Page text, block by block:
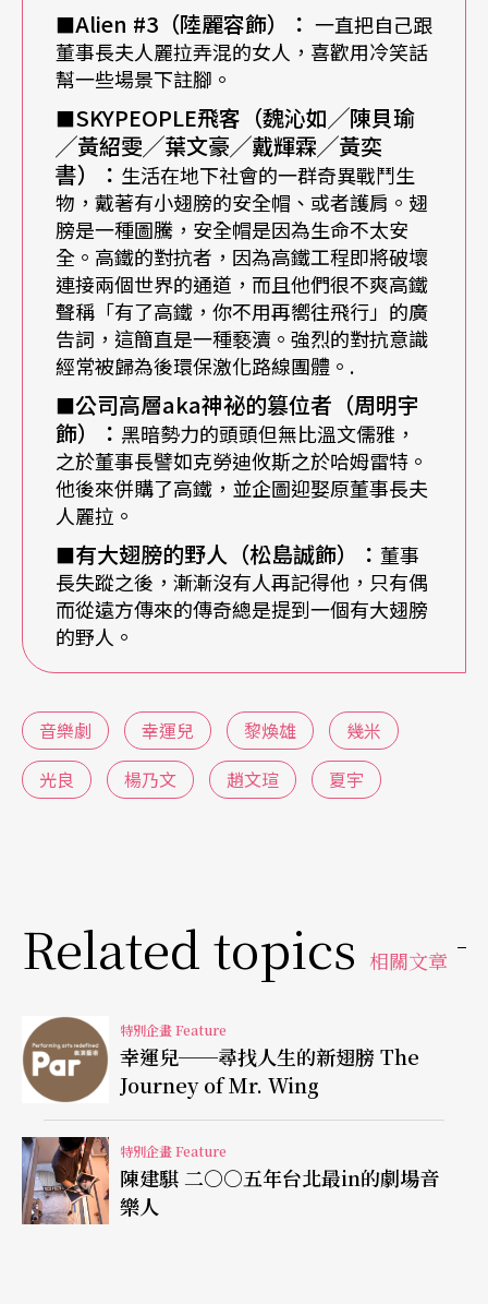
對夏宇的嘲諷，個性裡永遠在尋找天平的黎煥雄則
創造了「弗洛一德」這個精神分裂的心理醫生及sky
people來象徵自己，並透過他們來發出導演「內心
的脆弱與最後的求救。」
這段期間，有一則新聞，為黎煥雄「在自由中遇見
恐懼」的想法下了註解。那是六福村野生動物園棕
熊咬死人的新聞。黎煥雄說：「電視台跑馬燈上的
標題寫著：『惹禍的棕熊，嘴角帶著血跡，流露著
恐懼』，那就是惹禍的翅膀活生生的寫照。」他在
導演筆記裡繼續寫著：
「所以翅膀必須是一種恐懼，
充滿複雜情結以及誘惑的恐懼。
它有它自己的生命，
這當然的，
依附你也控制你。
既是飛翔的失敗，黎煥雄就得以身試法。以往在排
練場，黎煥雄只需要丟指令給舞蹈設計，但受邀來
擔任動作設計的日本Pappa TARAHUMARA劇團首席
演員松島誠，則一再「威脅利誘」黎煥雄下場「試
飛」，試一試拉筋、失衡、翻滾、肌肉的感覺，只
見導演和一群演員、舞者試著單手在地板迴旋滑
行，「有訓練的人看起來很輕巧，我看起來則像是
一隻失去平衡的鵝。」黎煥雄對自己四體不勤的後
■Alien #3 （陸麗容飾）： 一直把自己跟
董事長夫人麗拉弄混的女人，喜歡用冷笑話
幫一些場景下註腳。
■SKYPEOPLE飛客（魏沁如╱陳貝瑜
╱黃紹雯╱葉文豪╱戴輝霖╱黃奕
書）： 生活在地下社會的一群奇異戰鬥生
物，戴著有小翅膀的安全帽、或者護肩。翅
膀是一種圖騰，安全帽是因為生命不太安
全。高鐵的對抗者，因為高鐵工程即將破壞
連接兩個世界的通道，而且他們很不爽高鐵
聲稱「有了高鐵，你不用再嚮往飛行」的廣
告詞，這簡直是一種褻瀆。強烈的對抗意識
經常被歸為後環保激化路線團體。.
■公司高層aka神祕的篡位者（周明宇
飾）： 黑暗勢力的頭頭但無比溫文儒雅，
之於董事長譬如克勞迪攸斯之於哈姆雷特。
他後來併購了高鐵，並企圖迎娶原董事長夫
人麗拉。
■有大翅膀的野人（松島誠飾）： 董事
長失蹤之後，漸漸沒有人再記得他，只有偶
而從遠方傳來的傳奇總是提到一個有大翅膀
的野人。
音樂劇 幸運兒 黎煥雄
幾米
光良
楊乃文 趙文瑄 夏宇
Related topics 相關文章
特別企畫 Feature
幸運兒──尋找人生的新翅膀 The
Journey of Mr. Wing
特別企畫 Feature
陳建騏 二○○五年台北最in的劇場音
樂人